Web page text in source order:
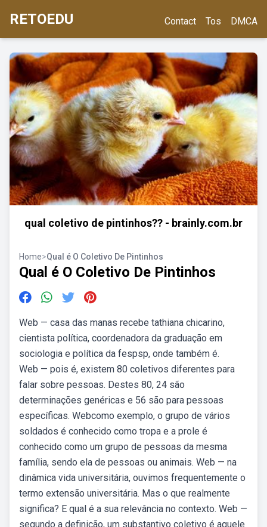
RETOEDU Contact Tos DMCA
qual coletivo de pintinhos?? - brainly.com.br
Home>Qual é O Coletivo De Pintinhos
Qual é O Coletivo De Pintinhos
Web — casa das manas recebe tathiana chicarino,
cientista política, coordenadora da graduação em
sociologia e política da fespsp, onde também é.
Web — pois é, existem 80 coletivos diferentes para
falar sobre pessoas. Destes 80, 24 são
determinações genéricas e 56 são para pessoas
específicas. Webcomo exemplo, o grupo de vários
soldados é conhecido como tropa e a prole é
conhecido como um grupo de pessoas da mesma
família, sendo ela de pessoas ou animais. Web — na
dinâmica vida universitária, ouvimos frequentemente o
termo extensão universitária. Mas o que realmente
significa? E qual é a sua relevância no contexto. Web —
segundo a definição, um substantivo coletivo é aquele